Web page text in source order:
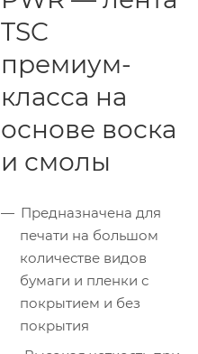
TSC
премиум-
класса на
основе воска
и смолы
Предназначена для
печати на большом
количестве видов
бумаги и пленки с
покрытием и без
покрытия